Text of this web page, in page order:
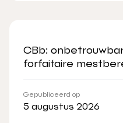
CBb:
forfaitaire
Gepubliceerd op
5 augustus 2026